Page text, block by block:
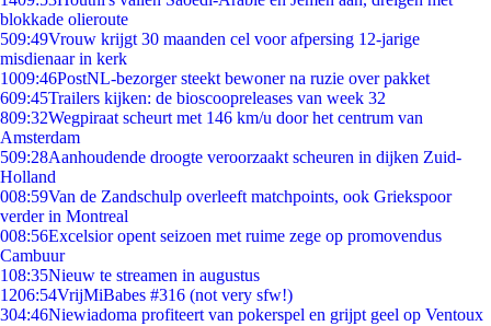
blokkade olieroute
509:49Vrouw krijgt 30 maanden cel voor afpersing 12-jarige
misdienaar in kerk
1009:46PostNL-bezorger steekt bewoner na ruzie over pakket
609:45Trailers kijken: de bioscoopreleases van week 32
809:32Wegpiraat scheurt met 146 km/u door het centrum van
Amsterdam
509:28Aanhoudende droogte veroorzaakt scheuren in dijken Zuid-
Holland
008:59Van de Zandschulp overleeft matchpoints, ook Griekspoor
verder in Montreal
008:56Excelsior opent seizoen met ruime zege op promovendus
Cambuur
108:35Nieuw te streamen in augustus
1206:54VrijMiBabes #316 (not very sfw!)
304:46Niewiadoma profiteert van pokerspel en grijpt geel op Ventoux